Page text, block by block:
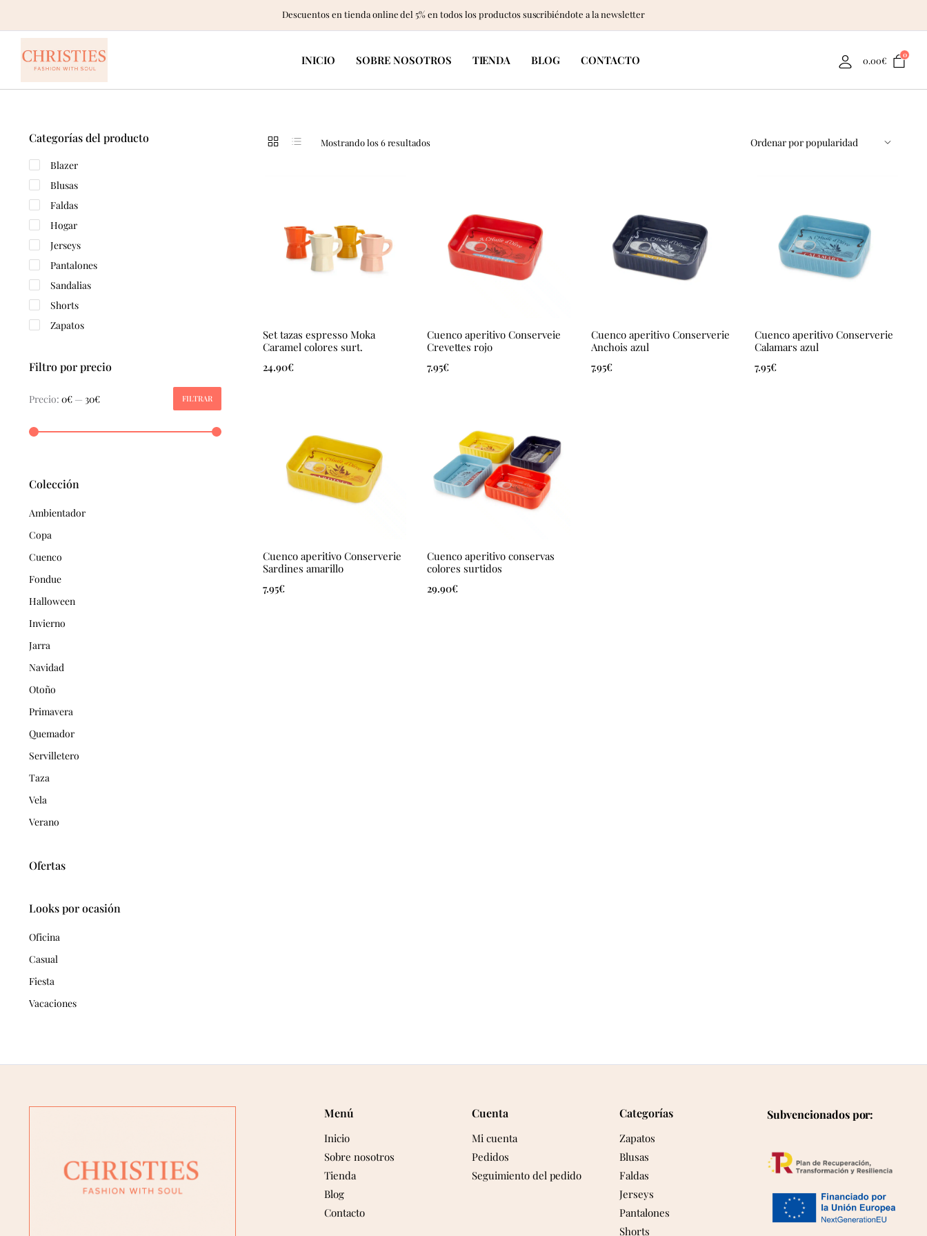
Descuentos en tienda online del 5% en todos los productos suscribiéndote a la newsletter
INICIO SOBRE NOSOTROS TIENDA BLOG CONTACTO 0.00€ 0
Mostrando los 6 resultados
Set tazas espresso Moka
Caramel colores surt.
24.90€
Cuenco aperitivo Conserveie
Crevettes rojo
7.95€
Cuenco aperitivo Conserverie
Anchois azul
7.95€
Cuenco aperitivo Conserverie
Calamars azul
7.95€
Cuenco aperitivo Conserverie
Sardines amarillo
7.95€
Cuenco aperitivo conservas
colores surtidos
29.90€
Categorías del producto
Blazer
Blusas
Faldas
Hogar
Jerseys
Pantalones
Sandalias
Shorts
Zapatos
Filtro por precio
FILTRAR
Precio: 0€— 30€
Colección
Ambientador
Copa
Cuenco
Fondue
Halloween
Invierno
Jarra
Navidad
Otoño
Primavera
Quemador
Servilletero
Taza
Vela
Verano
Ofertas
Looks por ocasión
Oficina
Casual
Fiesta
Vacaciones
Menú
Inicio
Sobre nosotros
Tienda
Blog
Contacto
Cuenta
Mi cuenta
Pedidos
Seguimiento del pedido
Categorías
Zapatos
Blusas
Faldas
Jerseys
Pantalones
Shorts
Subvencionados por: